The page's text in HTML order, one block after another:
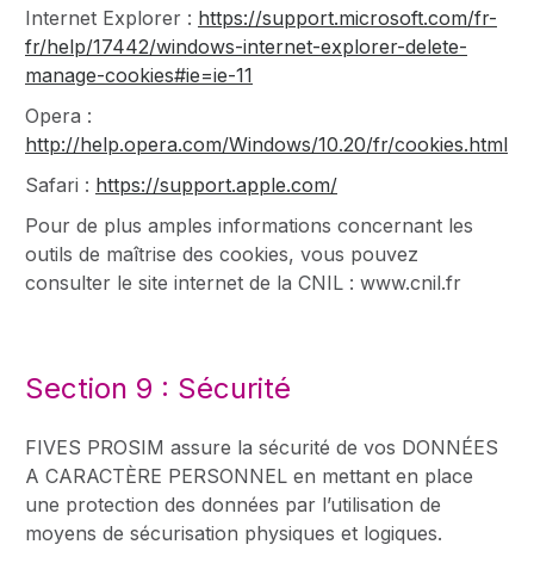
Internet Explorer : https://support.microsoft.com/fr-
fr/help/17442/windows-internet-explorer-delete-
manage-cookies#ie=ie-11
Opera :
http://help.opera.com/Windows/10.20/fr/cookies.html
Safari : https://support.apple.com/
Pour de plus amples informations concernant les
outils de maîtrise des cookies, vous pouvez
consulter le site internet de la CNIL : www.cnil.fr
Section 9 : Sécurité
FIVES PROSIM assure la sécurité de vos DONNÉES
A CARACTÈRE PERSONNEL en mettant en place
une protection des données par l’utilisation de
moyens de sécurisation physiques et logiques.